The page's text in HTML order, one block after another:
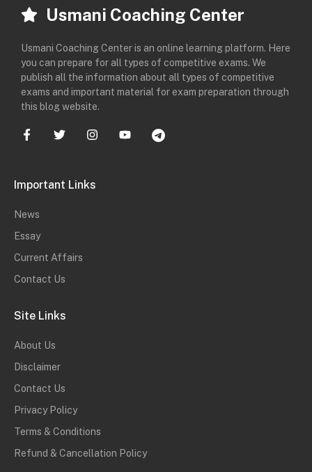
Usmani Coaching Center
Usmani Coaching Center is an online learning platform. Here
you can prepare for all types of competitive exams. We
publish all the information about all types of competitive
exams and important material for exam preparation through
this blog website.
Important Links
News
Essay
Current Affairs
Contact Us
Site Links
About Us
Disclaimer
Contact Us
Privacy Policy
Terms & Conditions
Refund & Cancellation Policy